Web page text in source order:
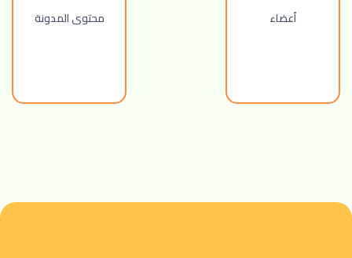
أعضاء محتوى المدونة